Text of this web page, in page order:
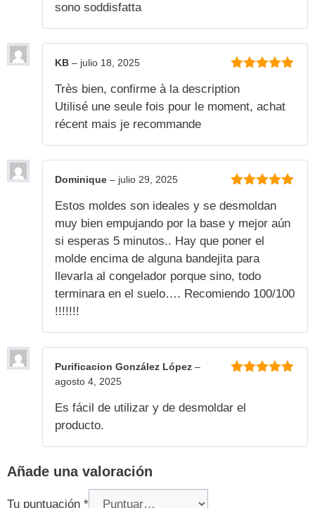
sono soddisfatta
KB – julio 18, 2025
Très bien, confirme à la description
Utilisé une seule fois pour le moment, achat
récent mais je recommande
Dominique – julio 29, 2025
Estos moldes son ideales y se desmoldan
muy bien empujando por la base y mejor aún
si esperas 5 minutos.. Hay que poner el
molde encima de alguna bandejita para
llevarla al congelador porque sino, todo
terminara en el suelo…. Recomiendo 100/100
!!!!!!!
Purificacion González López –
agosto 4, 2025
Es fácil de utilizar y de desmoldar el
producto.
Añade una valoración
Tu puntuación *